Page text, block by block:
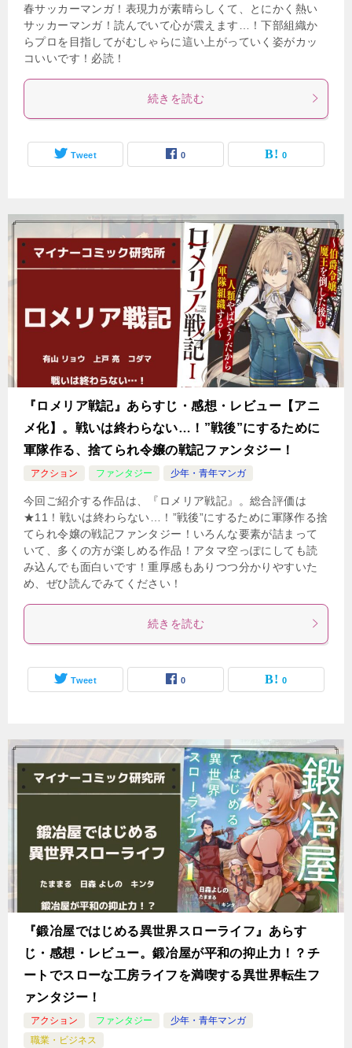
春サッカーマンガ！表現力が素晴らしくて、とにかく熱い
サッカーマンガ！読んでいて心が震えます…！下部組織か
らプロを目指してがむしゃらに這い上がっていく姿がカッ
コいいです！必読！
続きを読む
Tweet 0 0
『ロメリア戦記』あらすじ・感想・レビュー【アニ
メ化】。戦いは終わらない…！”戦後”にするために
軍隊作る、捨てられ令嬢の戦記ファンタジー！
アクション ファンタジー 少年・青年マンガ
今回ご紹介する作品は、『ロメリア戦記』。総合評価は
★11！戦いは終わらない…！”戦後”にするために軍隊作る捨
てられ令嬢の戦記ファンタジー！いろんな要素が詰まって
いて、多くの方が楽しめる作品！アタマ空っぽにしても読
み込んでも面白いです！重厚感もありつつ分かりやすいた
め、ぜひ読んでみてください！
続きを読む
Tweet 0 0
『鍛冶屋ではじめる異世界スローライフ』あらす
じ・感想・レビュー。鍛冶屋が平和の抑止力！？チ
ートでスローな工房ライフを満喫する異世界転生フ
ァンタジー！
アクション ファンタジー
少年・青年マンガ
職業・ビジネス